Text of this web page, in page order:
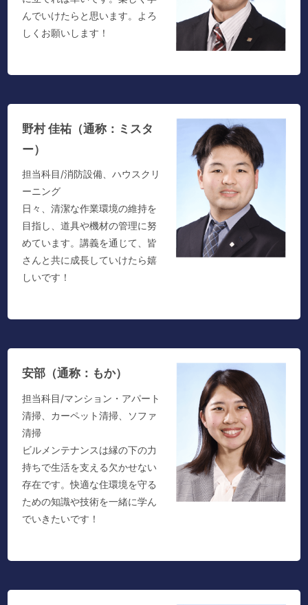
んでいけたらと思います。よろ
しくお願いします！
野村 佳祐（通称：ミスタ
ー）
担当科目/消防設備、ハウスクリ
ーニング
日々、清潔な作業環境の維持を
目指し、道具や機材の管理に努
めています。講義を通じて、皆
さんと共に成長していけたら嬉
しいです！
安部（通称：もか）
担当科目/マンション・アパート
清掃、カーペット清掃、ソファ
清掃
ビルメンテナンスは縁の下の力
持ちで生活を支える欠かせない
存在です。快適な住環境を守る
ための知識や技術を一緒に学ん
でいきたいです！